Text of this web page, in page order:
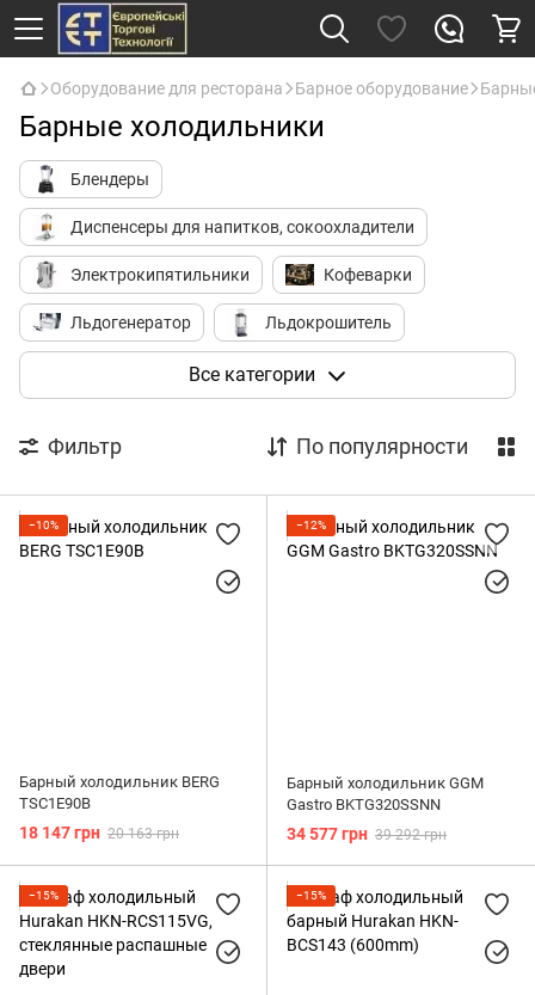
Оборудование для ресторана Барное оборудование
Барные холодильники
Блендеры
Диспенсеры для напитков, сокоохладители
Электрокипятильники Кофеварки
Льдогенератор Льдокрошитель
Молочники (питчеры) Молочные миксеры
Барные органайзеры, держатели стаканов
Джиггеры Шейкеры
Все категории
Фильтр По популярности
−10%
Барный холодильник BERG
TSC1E90B
18 147 грн 20 163 грн
−12%
Барный холодильник GGM
Gastro BKTG320SSNN
34 577 грн 39 292 грн
−15% −15%